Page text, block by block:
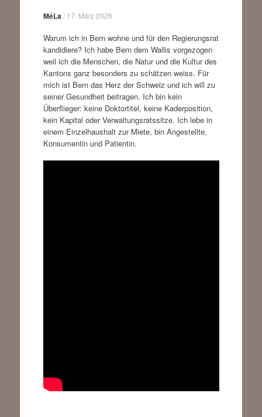
MéLa / 17. März 2026
Warum ich in Bern wohne und für den Regierungsrat
kandidiere? Ich habe Bern dem Wallis vorgezogen
weil ich die Menschen, die Natur und die Kultur des
Kantons ganz besonders zu schätzen weiss. Für
mich ist Bern das Herz der Schweiz und ich will zu
seiner Gesundheit beitragen. Ich bin kein
Überflieger: keine Doktortitel, keine Kaderposition,
kein Kapital oder Verwaltungsratssitze. Ich lebe in
einem Einzelhaushalt zur Miete, bin Angestellte,
Konsumentin und Patientin.